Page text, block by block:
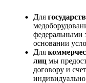
Для
федеральными
основании
Для
лиц мы
договору и